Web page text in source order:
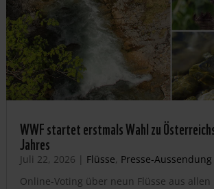
WWF startet erstmals Wahl zu
Jahres
Juli 22, 2026 | Flüsse, Presse-Aussendung
Online-Voting über neun Flüsse aus